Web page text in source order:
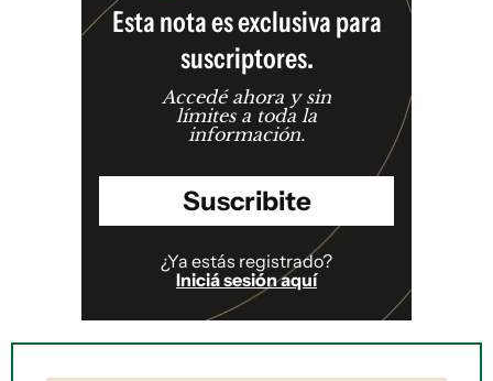
Esta nota es exclusiva para
suscriptores.
Accedé ahora y sin
límites a toda la
información.
Suscribite
¿Ya estás registrado?
Iniciá sesión aquí